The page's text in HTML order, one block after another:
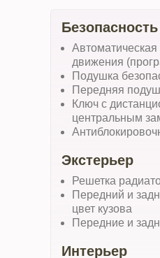
Безопасность
движения
Подушка
Передняя
Ключ с
центральным
Экстерьер
Решетка
Передний и
цвет кузова
Передние и
Интерьер